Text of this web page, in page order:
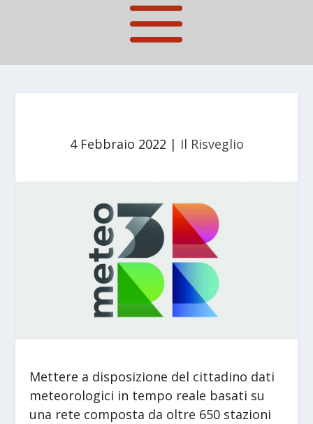
4 Febbraio 2022 | Il Risveglio
Mettere a disposizione del cittadino dati
meteorologici in tempo reale basati su
una rete composta da oltre 650 stazioni